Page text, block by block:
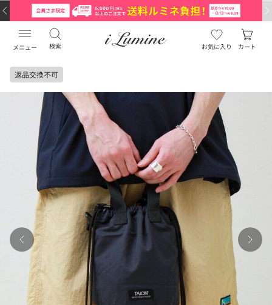
メニュー 検索 お気に入り カート
返品交換不可